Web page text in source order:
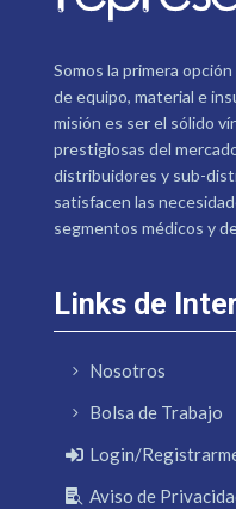
Somos la primera
de equipo, material e
misión es ser el sólido
prestigiosas del
distribuidores y sub-
satisfacen las
segmentos médicos y
Links de
Nosotros
Bolsa de Trabajo
Login/
Aviso de